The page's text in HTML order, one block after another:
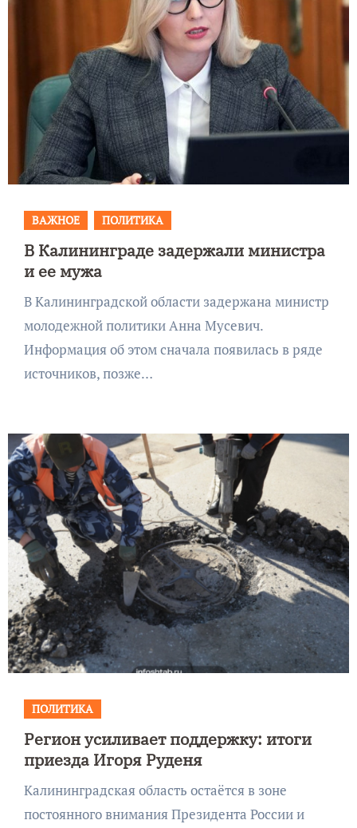
ВАЖНОЕ ПОЛИТИКА
В Калининграде задержали министра
и ее мужа
В Калининградской области задержана министр
молодежной политики Анна Мусевич.
Информация об этом сначала появилась в ряде
источников, позже…
ПОЛИТИКА
Регион усиливает поддержку: итоги
приезда Игоря Руденя
Калининградская область остаётся в зоне
постоянного внимания Президента России и